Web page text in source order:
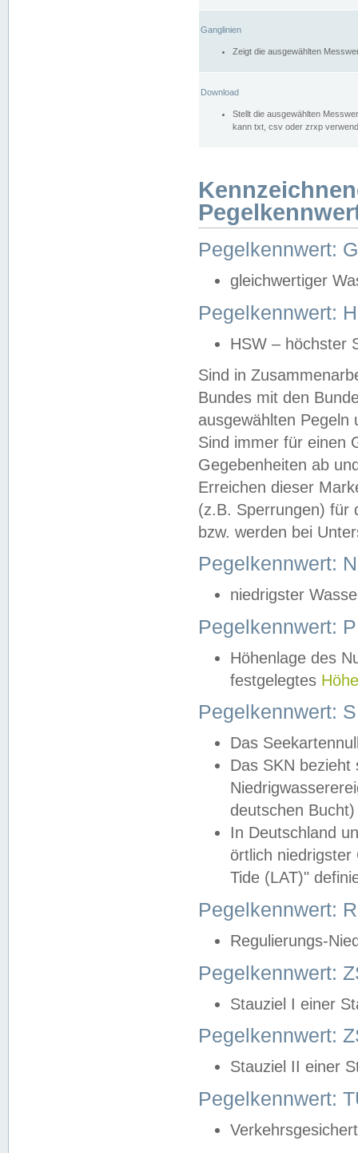
Ganglinien
Zeigt die ausgewählten
Download
Stellt die ausgewählten
kann txt, csv oder zrxp
Pegelkennwert:
gleichwertiger
Pegelkennwert:
HSW – höchster
Sind in
Bundes mit den
ausgewählten
Sind immer für einen
Gegebenheiten ab
Erreichen dieser
(z.B. Sperrungen) für
bzw. werden bei
Pegelkennwert:
niedrigster
Pegelkennwert:
Höhenlage des
festgelegtes
Pegelkennwert:
Das
Das SKN
deutschen
In Deutschland
örtlich
Tide (LAT)"
Pegelkennwert:
Regulierungs-
Pegelkennwert:
Stauziel I einer
Pegelkennwert:
Stauziel II einer
Pegelkennwert: